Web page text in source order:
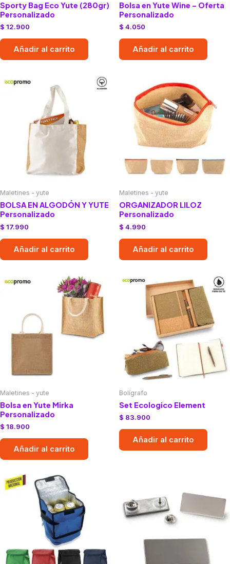
Sporty Bag Eco Yute (280gr)
Personalizado
$ 12.900
Añadir al carrito
Bolsa en Yute Wine – Oferta
Personalizado
$ 4.050
Añadir al carrito
Maletines - yute
BOLSA EN ALGODÓN Y YUTE
Personalizado
$ 17.990
Añadir al carrito
Maletines - yute
ORGANIZADOR LILOZ
Personalizado
$ 4.990
Añadir al carrito
Maletines - yute
Bolsa en Yute Mirka
Personalizado
$ 18.900
Añadir al carrito
Bolígrafo
Set Ecologico Element
$ 83.900
Añadir al carrito